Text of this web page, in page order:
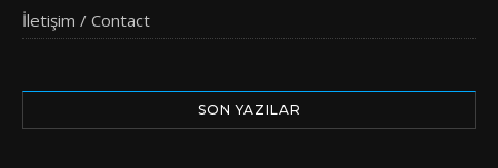
İletişim / Contact
SON YAZILAR